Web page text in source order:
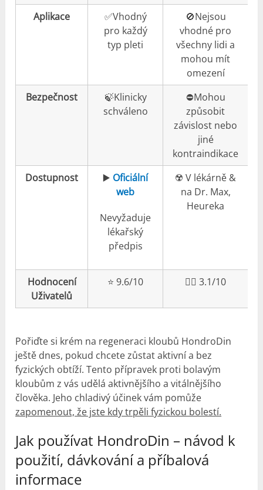
Aplikace
✅Vhodný
pro každý
typ pleti
🚫Nejsou
vhodné pro
všechny lidi a
mohou mít
omezení
Bezpečnost
🍃Klinicky
schváleno
⛔️Mohou
způsobit
závislost nebo
jiné
kontraindikace
Dostupnost
▶️ Oficiální
web
Nevyžaduje
lékařský
předpis
☢️ V lékárně &
na Dr. Max,
Heureka
Hodnocení
Uživatelů
⭐️ 9.6/10 👎🏼 3.1/10
Pořiďte si krém na regeneraci kloubů HondroDin
ještě dnes, pokud chcete zůstat aktivní a bez
fyzických obtíží. Tento přípravek proti bolavým
kloubům z vás udělá aktivnějšího a vitálnějšího
člověka. Jeho chladivý účinek vám pomůže
zapomenout, že jste kdy trpěli fyzickou bolestí.
Jak používat HondroDin – návod k
použití, dávkování a příbalová
informace